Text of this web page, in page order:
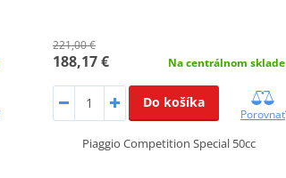
221,00 €
188,17 € Na centrálnom sklade
Do košíka
Porovnať
Piaggio Competition Special 50cc